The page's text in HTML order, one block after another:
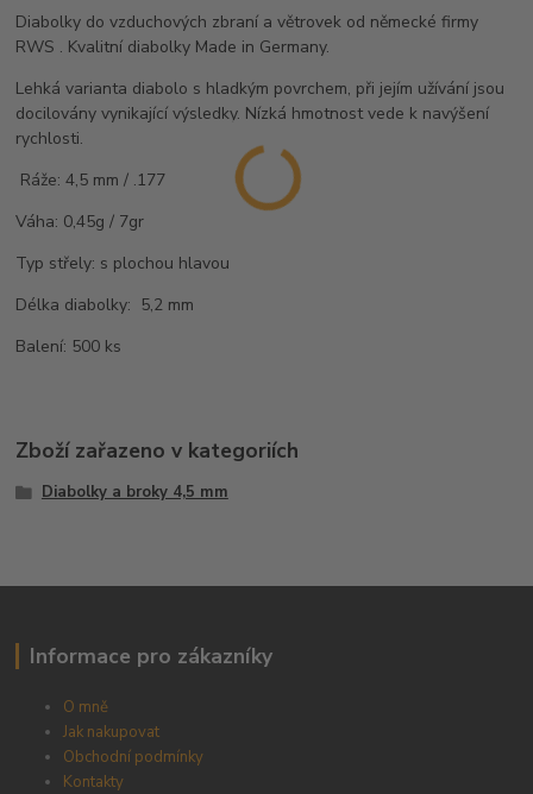
Diabolky do vzduchových zbraní a větrovek od německé firmy
RWS . Kvalitní diabolky Made in Germany.
Lehká varianta diabolo s hladkým povrchem, při jejím užívání jsou
docilovány vynikající výsledky. Nízká hmotnost vede k navýšení
rychlosti.
Ráže: 4,5 mm / .177
Váha: 0,45g / 7gr
Typ střely: s plochou hlavou
Délka diabolky: 5,2 mm
Balení: 500 ks
Zboží zařazeno v kategoriích
Diabolky a broky 4,5 mm
Informace pro zákazníky
O mně
Jak nakupovat
Obchodní podmínky
Kontakty